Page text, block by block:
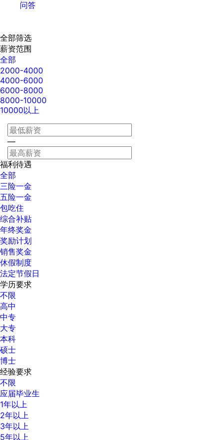
问答
全部筛选
薪资范围
全部
2000-4000
4000-6000
6000-8000
8000-10000
10000以上
—
福利待遇
全部
三险一金
五险一金
包吃住
综合补贴
年终奖金
奖励计划
销售奖金
休假制度
法定节假日
学历要求
不限
高中
中专
大专
本科
硕士
博士
经验要求
不限
应届毕业生
1年以上
2年以上
3年以上
5年以上